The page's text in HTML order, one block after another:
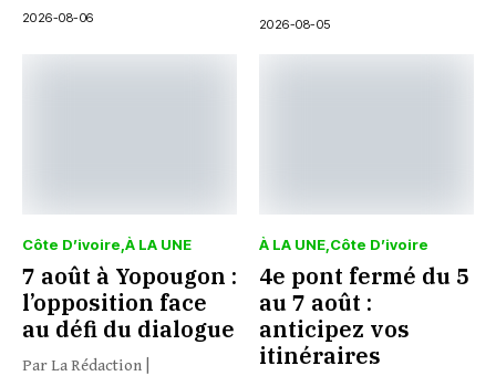
2026-08-06 2026-08-05
Côte D’ivoire À LA UNE
7 août à Yopougon :
l’opposition face
au défi du dialogue
Par La Rédaction |
À LA UNE Côte D’ivoire
4e pont fermé du 5
au 7 août :
anticipez vos
itinéraires